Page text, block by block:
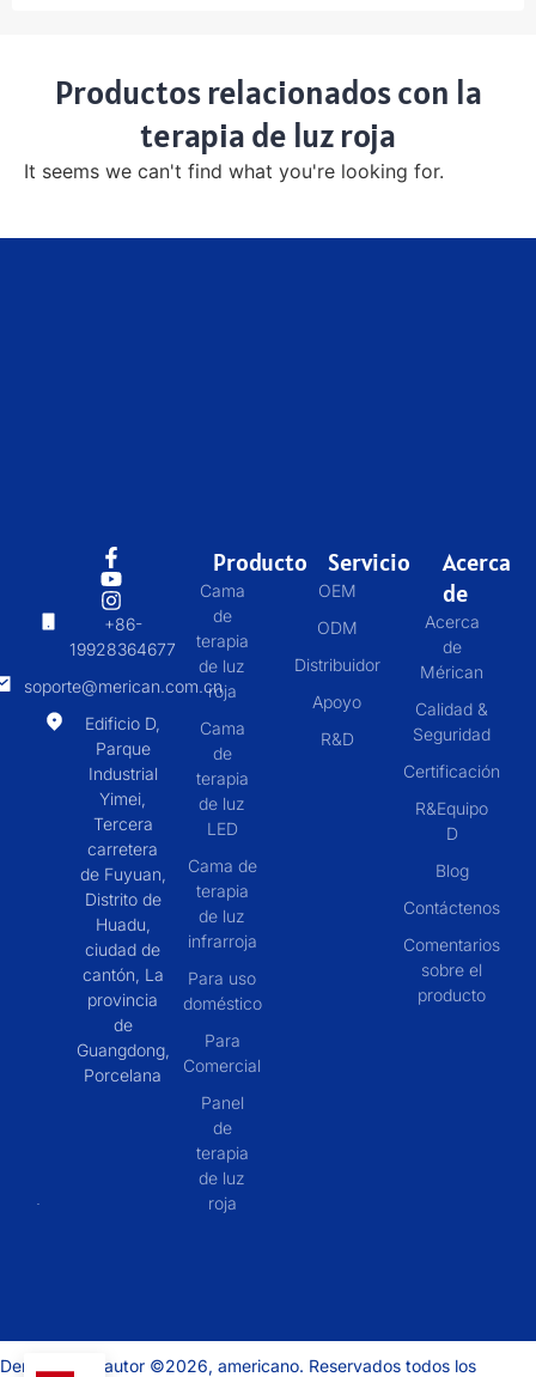
Productos relacionados con la
terapia de luz roja
It seems we can't find what you're looking for.
+86-
19928364677
soporte@merican.com.cn
Edificio D,
Parque
Industrial
Yimei,
Tercera
carretera
de Fuyuan,
Distrito de
Huadu,
ciudad de
cantón, La
provincia
de
Guangdong,
Porcelana
Producto
Cama
de
terapia
de luz
roja
Cama
de
terapia
de luz
LED
Cama de
terapia
de luz
infrarroja
Para uso
doméstico
Para
Comercial
Panel
de
terapia
de luz
roja
Servicio
OEM
ODM
Distribuidor
Apoyo
R&D
Acerca
de
Acerca
de
Mérican
Calidad &
Seguridad
Certificación
R&Equipo
D
Blog
Contáctenos
Comentarios
sobre el
producto
Derechos de autor ©2026, americano. Reservados todos los